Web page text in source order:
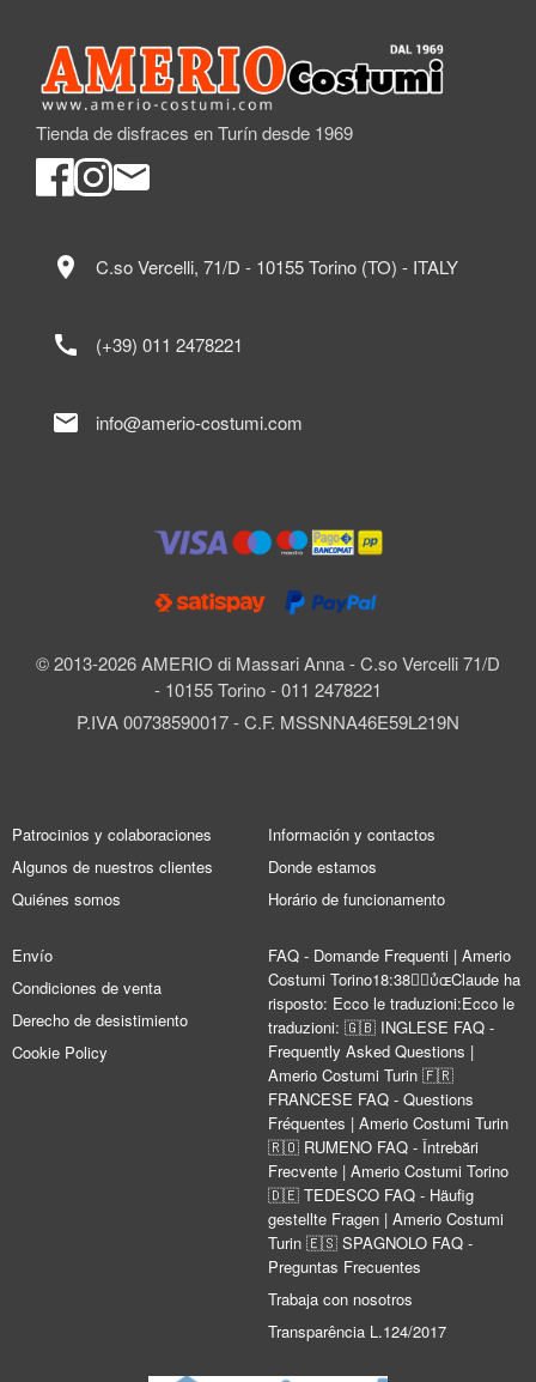
Tienda de disfraces en Turín desde 1969
© 2013-2026 AMERIO di Massari Anna - C.so Vercelli 71/D
- 10155 Torino - 011 2478221
P.IVA 00738590017 - C.F. MSSNNA46E59L219N
location_on C.so Vercelli, 71/D - 10155 Torino (TO) - ITALY
call (+39) 011 2478221
mail info@amerio-costumi.com
Patrocinios y colaboraciones
Algunos de nuestros clientes
Quiénes somos
Información y contactos
Donde estamos
Horário de funcionamento
Envío
Condiciones de venta
Derecho de desistimiento
Cookie Policy
FAQ - Domande Frequenti | Amerio
Costumi Torino18:38Claude ha
risposto: Ecco le traduzioni:Ecco le
traduzioni: 🇬🇧 INGLESE FAQ -
Frequently Asked Questions |
Amerio Costumi Turin 🇫🇷
FRANCESE FAQ - Questions
Fréquentes | Amerio Costumi Turin
🇷🇴 RUMENO FAQ - Întrebări
Frecvente | Amerio Costumi Torino
🇩🇪 TEDESCO FAQ - Häufig
gestellte Fragen | Amerio Costumi
Turin 🇪🇸 SPAGNOLO FAQ -
Preguntas Frecuentes
Trabaja con nosotros
Transparência L.124/2017